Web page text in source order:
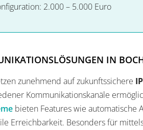
2.000 – 5.000 Euro
IN
zunehmend auf zukunftssichere
Kommunikationskanäle
bieten Features wie automatische
Erreichbarkeit. Besonders für